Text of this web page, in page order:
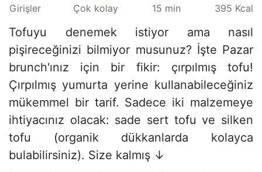
Girişler Çok kolay 15 min 395 Kcal
Tofuyu denemek istiyor ama nasıl
pişireceğinizi bilmiyor musunuz? İşte Pazar
brunch'ınız için bir fikir: çırpılmış tofu!
Çırpılmış yumurta yerine kullanabileceğiniz
mükemmel bir tarif. Sadece iki malzemeye
ihtiyacınız olacak: sade sert tofu ve silken
tofu (organik dükkanlarda kolayca
bulabilirsiniz). Size kalmış ↓